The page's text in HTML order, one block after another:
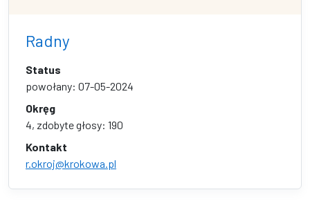
Radny
Status
powołany: 07-05-2024
Okręg
4, zdobyte głosy: 190
Kontakt
r.okroj@krokowa.pl